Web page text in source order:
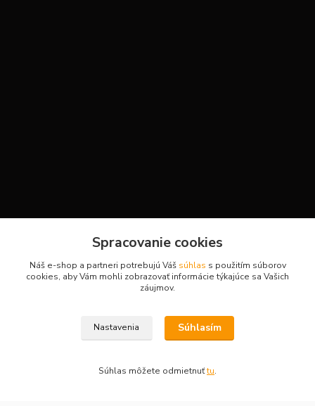
+421908736431
obchod.hsport@gmail.com
Spracovanie cookies
Náš e-shop a partneri potrebujú Váš súhlas s použitím súborov
cookies, aby Vám mohli zobrazovať informácie týkajúce sa Vašich
záujmov.
Nastavenia Súhlasím
Súhlas môžete odmietnuťtu.